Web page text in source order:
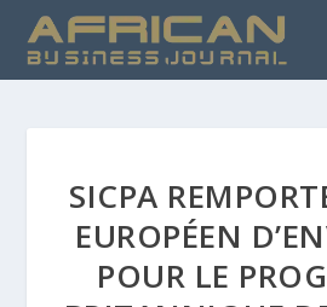
SICPA
EUROPÉEN
POUR LE